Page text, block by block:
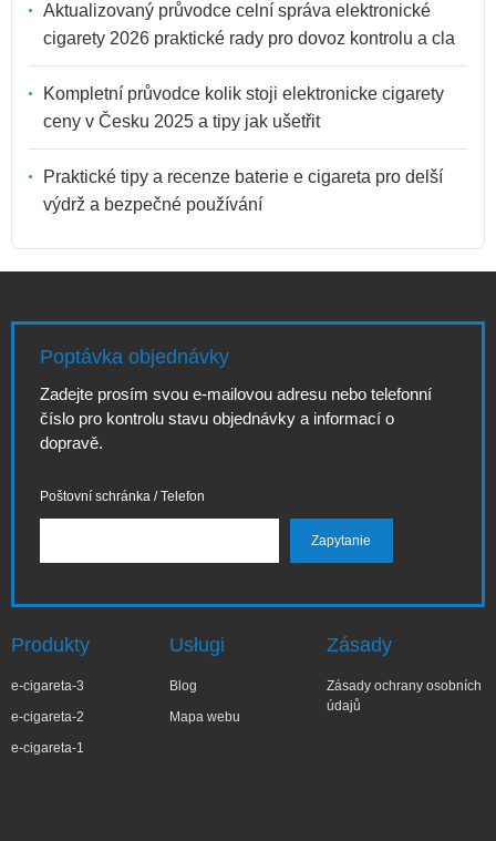
Aktualizovaný průvodce celní správa elektronické
cigarety 2026 praktické rady pro dovoz kontrolu a cla
Kompletní průvodce kolik stoji elektronicke cigarety
ceny v Česku 2025 a tipy jak ušetřit
Praktické tipy a recenze baterie e cigareta pro delší
výdrž a bezpečné používání
Poptávka objednávky
Zadejte prosím svou e-mailovou adresu nebo telefonní
číslo pro kontrolu stavu objednávky a informací o
dopravě.
Poštovní schránka / Telefon
Produkty
e-cigareta-3
e-cigareta-2
e-cigareta-1
Usługi
Blog
Mapa webu
Zásady
Zásady ochrany osobních
údajů